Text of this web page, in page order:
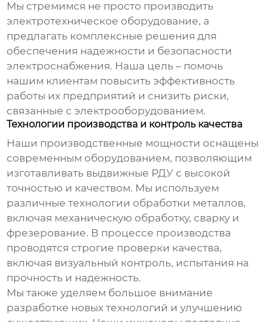
Мы стремимся не просто производить
электротехническое оборудование, а
предлагать комплексные решения для
обеспечения надежности и безопасности
электроснабжения. Наша цель – помочь
нашим клиентам повысить эффективность
работы их предприятий и снизить риски,
связанные с электрооборудованием.
Технологии производства и контроль качества
Наши производственные мощности оснащены
современным оборудованием, позволяющим
изготавливать выдвижные РДУ с высокой
точностью и качеством. Мы используем
различные технологии обработки металлов,
включая механическую обработку, сварку и
фрезерование. В процессе производства
проводятся строгие проверки качества,
включая визуальный контроль, испытания на
прочность и надежность.
Мы также уделяем большое внимание
разработке новых технологий и улучшению